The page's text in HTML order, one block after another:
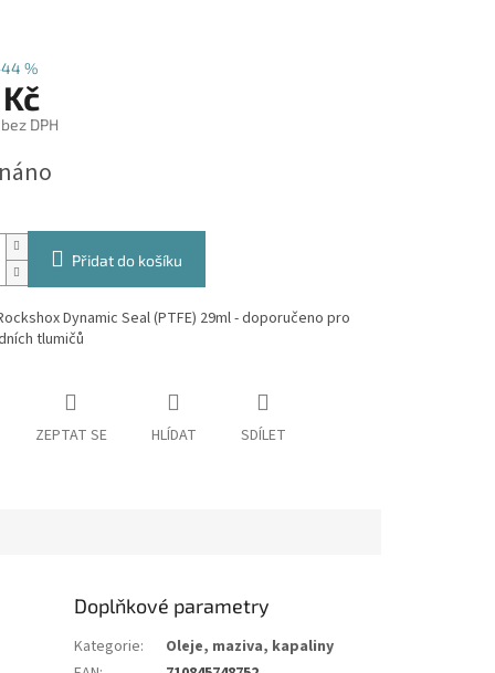
%
DPH
Přidat do košíku
Dynamic Seal (PTFE) 29ml - doporučeno pro
tlumičů
ZEPTAT SE HLÍDAT SDÍLET
Doplňkové parametry
Kategorie:
Oleje, maziva, kapaliny